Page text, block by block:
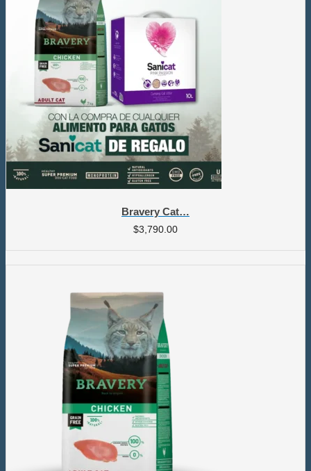
Bravery Cat…
$3,790.00